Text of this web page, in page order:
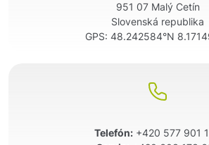
951 07 Malý Cetín
Slovenská republika
GPS: 48.242584°N
Telefón: +420 577 901